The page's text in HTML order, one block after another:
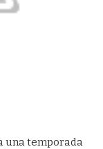
una temporada